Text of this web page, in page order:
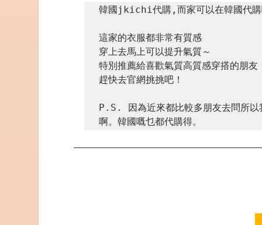
韓國jkichi代購,而家可以在韓國代
這家的衣服都非常有質感
穿上去馬上可以提升氣質～
特別推薦給喜歡氣質高質感穿搭的朋友
趕快去官網挑挑吧！
P.S. 因為近來都比較多朋友去問所以
啊。韓國嘅乜都代購得。